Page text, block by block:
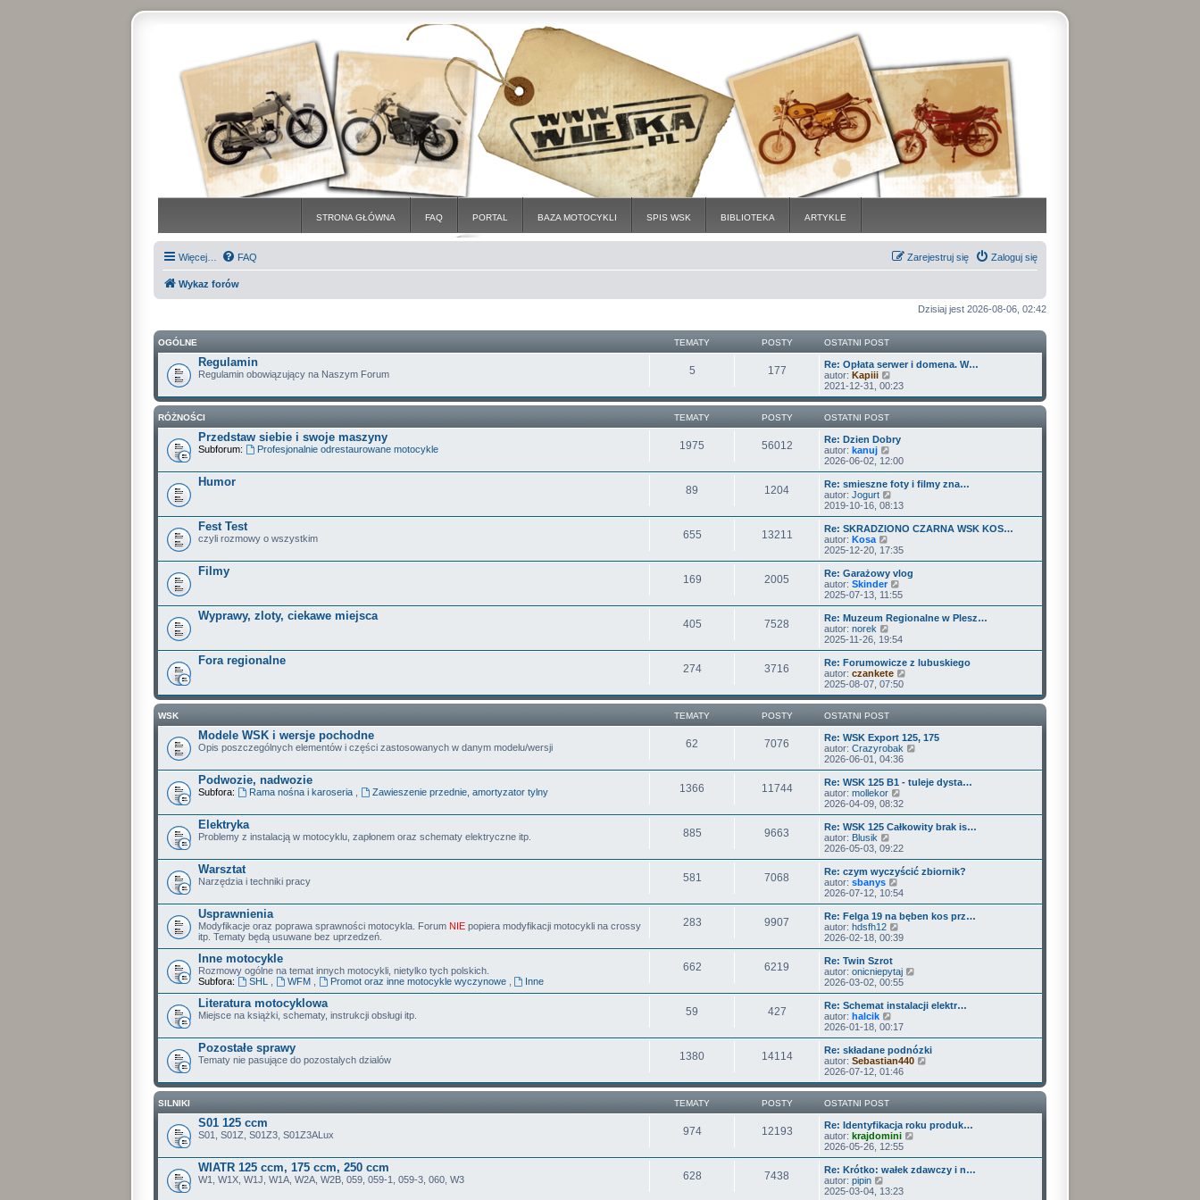
STRONA GŁÓWNA FAQ PORTAL BAZA MOTOCYKLI SPIS WSK BIBLIOTEKA ARTYKLE
Więcej… FAQ Zaloguj się
Zarejestruj się
Wykaz forów
Dzisiaj jest 2026-08-06, 02:42
OGÓLNE TEMATY POSTY OSTATNI POST
Regulamin
Regulamin obowiązujący na Naszym Forum 5 177
Re: Opłata serwer i domena. W…
autor: Kapiii
y
ś
w
e
t
n
a
j
o
s
z
y
p
s
t
2021-12-31, 00:23
RÓŻNOŚCI TEMATY POSTY OSTATNI POST
Przedstaw siebie i swoje maszyny
Subforum: Profesjonalnie odrestaurowane motocykle 1975 56012
Re: Dzien Dobry
autor: kanuj
y
ś
w
i
e
l
n
a
j
o
w
s
z
y
o
s
t
2026-06-02, 12:00
Humor
89 1204
Re: smieszne foty i filmy zna…
autor: Jogurt
y
ś
w
e
n
a
j
o
s
z
y
p
o
s
2019-10-16, 08:13
Fest Test
czyli rozmowy o wszystkim 655 13211
Re: SKRADZIONO CZARNA WSK KOS…
autor: Kosa
y
ś
w
e
l
n
a
j
o
w
s
z
s
t
2025-12-20, 17:35
Filmy
169 2005
Re: Garażowy vlog
autor: Skinder
y
ś
w
i
e
n
a
j
n
s
z
y
p
s
2025-07-13, 11:55
Wyprawy, zloty, ciekawe miejsca
405 7528
Re: Muzeum Regionalne w Plesz…
autor: norek
y
ś
w
i
e
l
a
j
n
o
s
z
y
p
s
2025-11-26, 19:54
Fora regionalne
274 3716
Re: Forumowicze z lubuskiego
autor: czankete
ś
w
e
t
l
a
j
z
s
2025-08-07, 07:50
WSK TEMATY POSTY OSTATNI POST
Modele WSK i wersje pochodne
Opis poszczególnych elementów i części zastosowanych w danym modelu/wersji 62 7076
Re: WSK Export 125, 175
autor: Crazyrobak
ś
w
n
n
o
z
y
s
2026-06-01, 04:36
Podwozie, nadwozie
Subfora: Rama nośna i karoseria Zawieszenie przednie, amortyzator tylny 1366 11744
Re: WSK 125 B1 - tuleje dysta…
autor: mollekor
y
ś
w
e
l
n
a
j
o
s
z
p
o
s
t
2026-04-09, 08:32
Elektryka
Problemy z instalacją w motocyklu, zapłonem oraz schematy elektryczne itp. 885 9663
Re: WSK 125 Całkowity brak is…
autor: Blusik
y
ś
w
i
e
n
a
j
o
w
s
z
y
p
o
s
t
2026-05-03, 09:22
Warsztat
Narzędzia i techniki pracy 581 7068
Re: czym wyczyścić zbiornik?
autor: sbanys
y
ś
w
e
n
a
j
o
s
z
y
p
o
s
2026-07-12, 10:54
Usprawnienia
Modyfikacje oraz poprawa sprawności motocykla. Forum NIE popiera modyfikacji motocykli na crossy
itp. Tematy będą usuwane bez uprzedzeń.
283 9907
Re: Felga 19 na bęben kos prz…
autor: hdsfh12
y
ś
i
e
n
a
j
o
w
s
z
s
t
2026-02-18, 00:39
Inne motocykle
Rozmowy ogólne na temat innych motocykli, nietylko tych polskich.
Subfora:
SHL WFM Promot oraz inne motocykle wyczynowe Inne
662 6219
Re: Twin Szrot
autor: onicniepytaj
ś
w
l
n
a
n
s
z
s
2026-03-02, 00:55
Literatura motocyklowa
Miejsce na książki, schematy, instrukcji obsługi itp. 59 427
Re: Schemat instalacji elektr…
autor: halcik
y
ś
w
i
e
l
a
j
n
o
s
z
y
p
2026-01-18, 00:17
Pozostałe sprawy
Tematy nie pasujące do pozostalych dzialów 1380 14114
Re: składane podnózki
autor: Sebastian440
ś
w
e
t
a
j
2026-07-12, 01:46
SILNIKI TEMATY POSTY OSTATNI POST
S01 125 ccm
S01, S01Z, S01Z3, S01Z3ALux 974 12193
Re: Identyfikacja roku produk…
autor: krajdomini
ś
w
2026-05-26, 12:55
WIATR 125 ccm, 175 ccm, 250 ccm
W1, W1X, W1J, W1A, W2A, W2B, 059, 059-1, 059-3, 060, W3 628 7438
Re: Krótko: wałek zdawczy i n…
autor: pipin
y
2025-03-04, 13:23